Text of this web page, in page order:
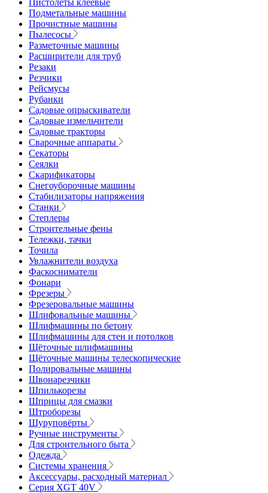
Пистолеты клеевые
Подметальные машины
Прочистные машины
Пылесосы
Разметочные машины
Расширители для труб
Резаки
Резчики
Рейсмусы
Рубанки
Садовые опрыскиватели
Садовые измельчители
Садовые тракторы
Сварочные аппараты
Секаторы
Сеялки
Скарификаторы
Снегоуборочные машины
Стабилизаторы напряжения
Станки
Степлеры
Строительные фены
Тележки, тачки
Точила
Увлажнители воздуха
Фаскосниматели
Фонари
Фрезеры
Фрезеровальные машины
Шлифовальные машины
Шлифмашины по бетону
Шлифмашины для стен и потолков
Щёточные шлифмашины
Щёточные машины телескопические
Полировальные машины
Швонарезчики
Шпилькорезы
Шприцы для смазки
Штроборезы
Шуруповёрты
Ручные инструменты
Для строительного быта
Одежда
Системы хранения
Аксессуары, расходный материал
Серия XGT 40V